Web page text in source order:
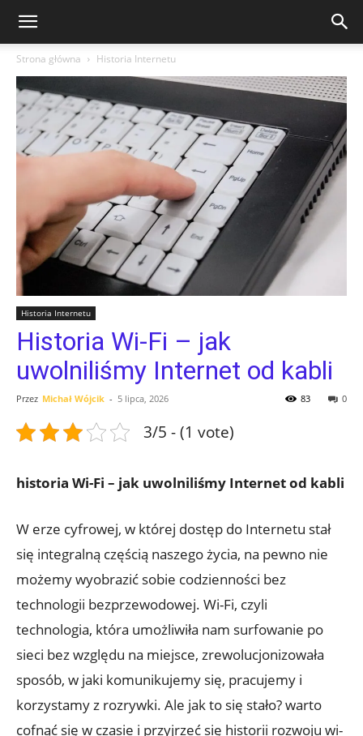
Strona główna Historia Internetu
Historia Internetu
Historia Wi-Fi – jak
uwolniliśmy Internet od kabli
Przez Michał Wójcik - 5 lipca, 2026 0
83
3/5 - (1 vote)
historia ⁤Wi-Fi – ⁤jak uwolniliśmy Internet od kabli
W erze cyfrowej, w której⁢ dostęp do Internetu stał
się integralną częścią naszego życia, na pewno nie
możemy wyobrazić sobie ⁣codzienności bez
‍technologii bezprzewodowej. Wi-Fi, czyli
‌technologia, która ⁤umożliwiła⁣ nam surfowanie po
sieci bez względu na miejsce,⁣ zrewolucjonizowała
sposób, w⁢ jaki komunikujemy się, pracujemy i​
korzystamy z rozrywki. Ale ​jak‌ to się ⁣stało? warto
cofnąć się w ⁤czasie i przyjrzeć się historii rozwoju wi-